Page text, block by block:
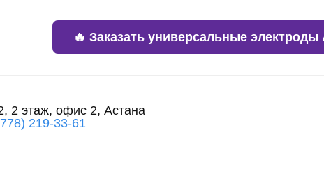
🔥 Заказать универсальные электроды
2 этаж, офис 2, Астана
219-33-61